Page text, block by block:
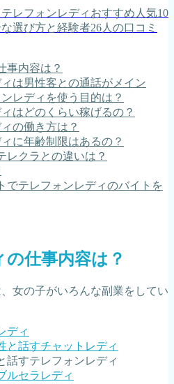
レフォンレディおすすめ人気10
選び方と経験者26人の口コミ
事内容は？
は男性客との通話がメイン
レディを使う目的は？
はどのくらい稼げるの？
の働き方は？
に年齢制限はあるの？
レクラとの違いは？
でテレフォンレディのバイトを
仕事内容は？
女の子がいろんな副業をしてい
ディ
と話すチャットレディ
話すテレフォンレディ
ルセラレディ